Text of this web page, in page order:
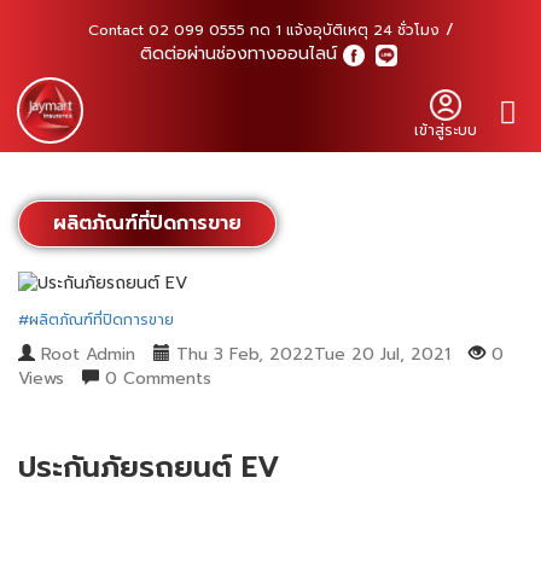
Contact 02 099 0555 กด 1 แจ้งอุบัติเหตุ 24 ชั่วโมง
ติดต่อผ่านช่องทางออนไลน์
เข้าสู่ระบบ
ผลิตภัณฑ์ที่ปิดการขาย
#ผลิตภัณฑ์ที่ปิดการขาย
Root Admin Thu 3 Feb, 2022Tue 20 Jul, 2021
0
Views
0 Comments
ประกันภัยรถยนต์ EV